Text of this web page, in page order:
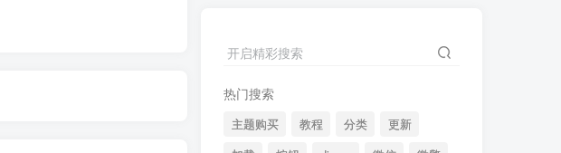
开启精彩搜索
热门搜索
主题购买 教程 分类
更新